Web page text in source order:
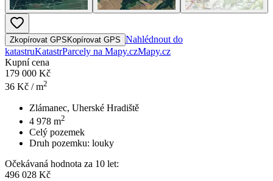
Zkopírovat GPS Kopírovat GPS Nahlédnout do
katastruKatastrParcely na Mapy.czMapy.cz
Kupní cena
179 000 Kč
36 Kč / m2
Zlámanec, Uherské Hradiště
4 978 m2
Celý pozemek
Druh pozemku: louky
Očekávaná hodnota za 10 let:
496 028 Kč